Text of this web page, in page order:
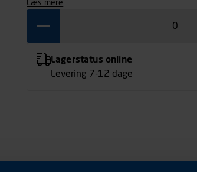
læs mere
Lagerstatus online
Levering 7-12 dage